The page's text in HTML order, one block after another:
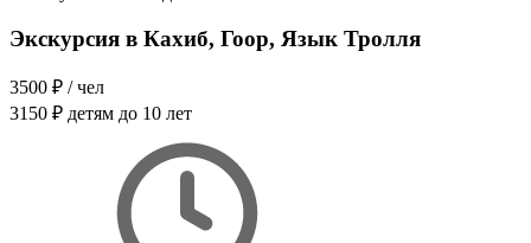
Экскурсия в Кахиб, Гоор, Язык Тролля
3500 ₽ / чел
3150 ₽ детям до 10 лет